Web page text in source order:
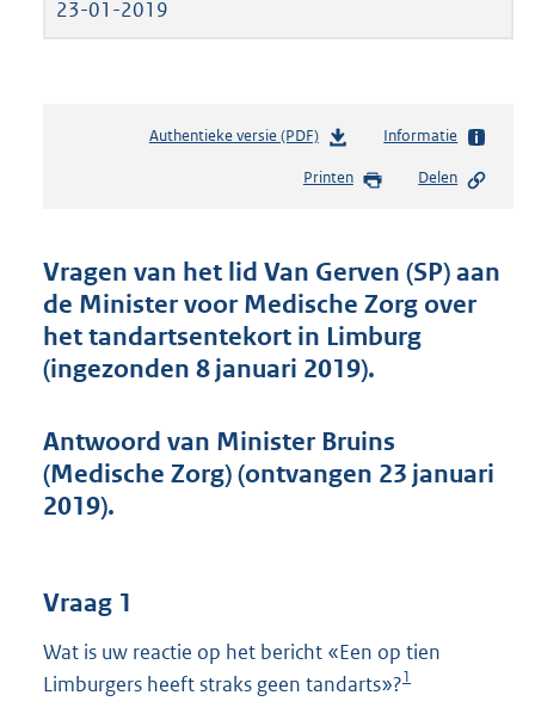
23-01-2019
Authentieke versie (PDF)b
s
n
d
s
g
r
t
e
Informatie
Printen Delen
Vragen van het lid Van Gerven (SP) aan
de Minister voor Medische Zorg over
het tandartsentekort in Limburg
(ingezonden 8 januari 2019).
Antwoord van Minister Bruins
(Medische Zorg) (ontvangen 23 januari
2019).
Vraag 1
Wat is uw reactie op het bericht «Een op tien
Limburgers heeft straks geen tandarts»?1